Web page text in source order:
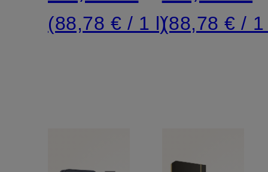
(88,78 € / 1 l)(88,78 € /